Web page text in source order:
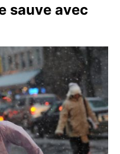
sauve avec